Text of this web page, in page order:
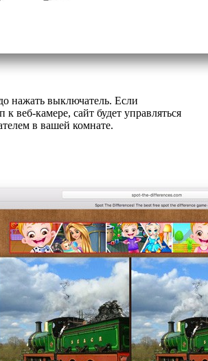
нажать выключатель. Если
к веб-камере, сайт будет управляться
в вашей комнате.